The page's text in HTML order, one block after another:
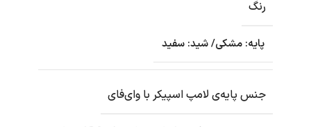
رنگ
پایه: مشکی/ شید: سفید
جنس پایه‌ی لامپ اسپیکر با وای‌فای